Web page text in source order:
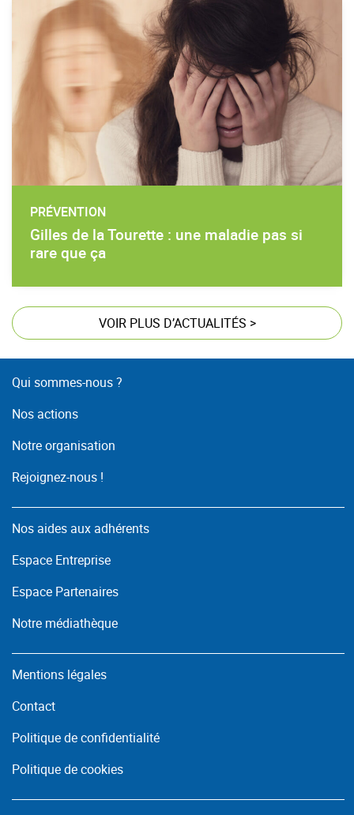
PRÉVENTION
Gilles de la Tourette : une maladie pas si
rare que ça
VOIR PLUS D’ACTUALITÉS >
Qui sommes-nous ?
Nos actions
Notre organisation
Rejoignez-nous !
Nos aides aux adhérents
Espace Entreprise
Espace Partenaires
Notre médiathèque
Mentions légales
Contact
Politique de confidentialité
Politique de cookies